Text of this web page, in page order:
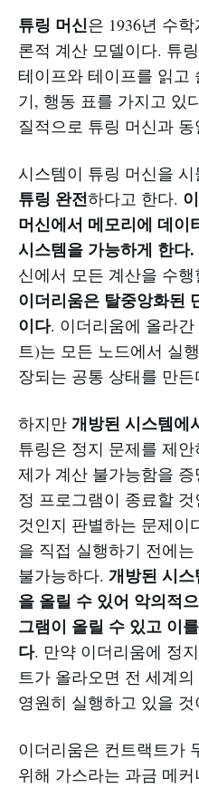
튜링 머신은 1936년 수
론적 계산 모델이다. 튜
테이프와 테이프를 읽고
기, 행동 표를 가지고 있
질적으로 튜링 머신과 동
시스템이 튜링 머신을
튜링 완전하다고 한다.
머신에서 메모리에 데이
시스템을 가능하게 한다.
신에서 모든 계산을 수
이더리움은 탈중앙화된
이다. 이더리움에 올라
트)는 모든 노드에서 실
장되는 공통 상태를 만든
하지만 개방된 시스템에
튜링은 정지 문제를 제
제가 계산 불가능함을
정 프로그램이 종료할
것인지 판별하는 문제
을 직접 실행하기 전에
불가능하다. 개방된 시
을 올릴 수 있어 악의적
그램이 올릴 수 있고 이
다. 만약 이더리움에 정
트가 올라오면 전 세계
영원히 실행하고 있을 것
이더리움은 컨트랙트가
위해 가스라는 과금 메